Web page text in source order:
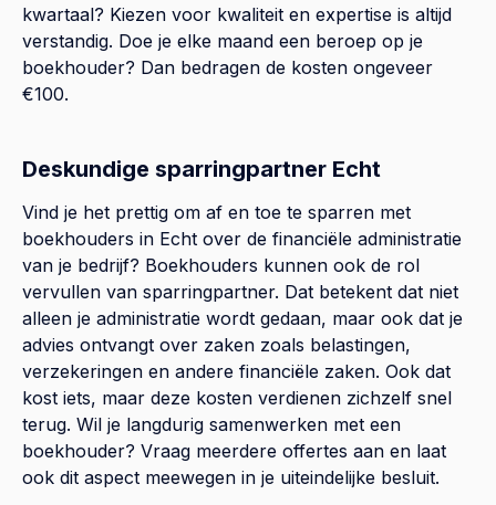
kwartaal? Kiezen voor kwaliteit en expertise is altijd
verstandig. Doe je elke maand een beroep op je
boekhouder? Dan bedragen de kosten ongeveer
€100.
Deskundige sparringpartner Echt
Vind je het prettig om af en toe te sparren met
boekhouders in Echt over de financiële administratie
van je bedrijf? Boekhouders kunnen ook de rol
vervullen van sparringpartner. Dat betekent dat niet
alleen je administratie wordt gedaan, maar ook dat je
advies ontvangt over zaken zoals belastingen,
verzekeringen en andere financiële zaken. Ook dat
kost iets, maar deze kosten verdienen zichzelf snel
terug. Wil je langdurig samenwerken met een
boekhouder? Vraag meerdere offertes aan en laat
ook dit aspect meewegen in je uiteindelijke besluit.